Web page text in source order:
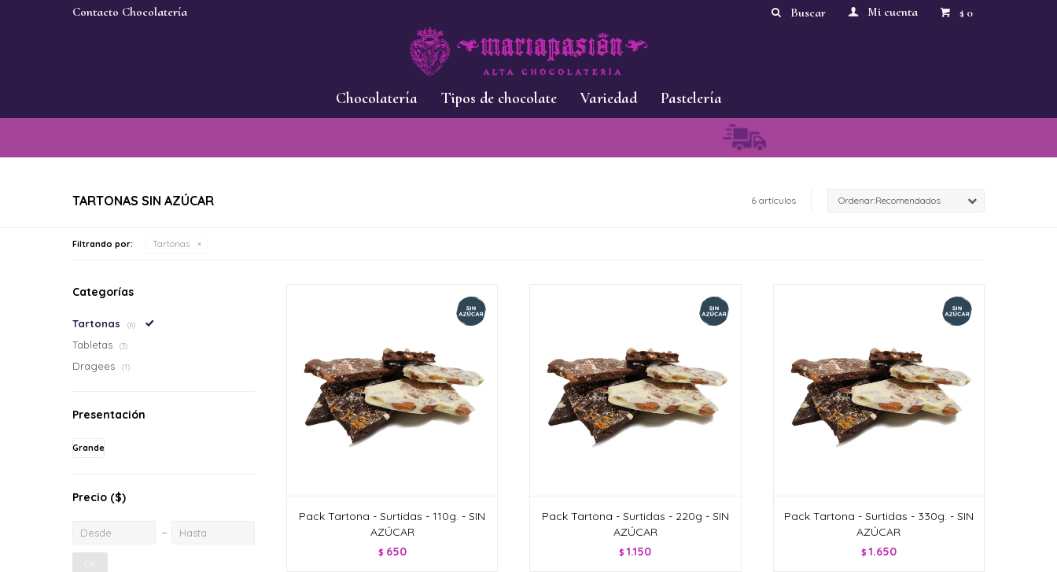
Chocolatería Tipos de chocolate Variedad Pastelería
$ 0
Contacto Chocolatería
TARTONAS SIN AZÚCAR 6 artículos Recomendados
Filtrando por: Tartonas
Pack Tartona - Surtidas - 110g. - SIN
AZÚCAR
$ 650
Pack Tartona - Surtidas - 220g - SIN
AZÚCAR
$ 1.150
Pack Tartona - Surtidas - 330g. - SIN
AZÚCAR
$ 1.650
Categorías
Tartonas (6)
Tabletas (3)
Dragees (1)
Presentación
Grande
Precio ($)